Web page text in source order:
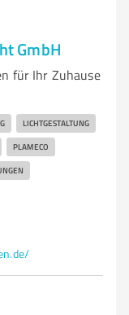
GmbH
für Ihr Zuhause
LICHTGESTALTUNG
PLAMECO